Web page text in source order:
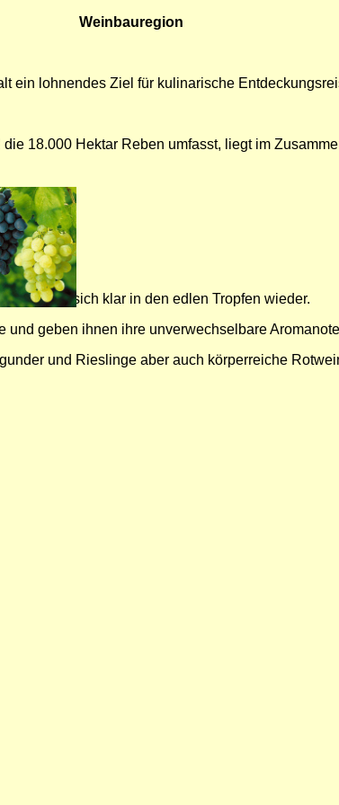
Weinbauregion
ein lohnendes Ziel für kulinarische
18.000 Hektar Reben umfasst, liegt im
spiegeln sich klar in den edlen Tropfen wieder.
geben ihnen ihre unverwechselbare
und Rieslinge aber auch körperreiche